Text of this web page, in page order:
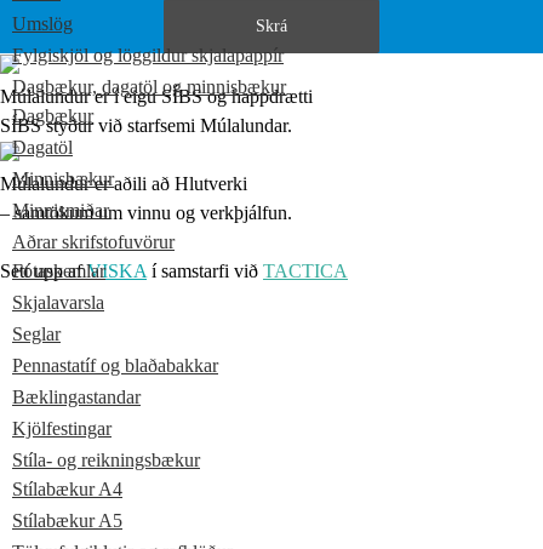
Umslög
Fylgiskjöl og löggildur skjalapappír
Dagbækur, dagatöl og minnisbækur
Dagbækur
Dagatöl
Minnisbækur
Minnismiðar
Aðrar skrifstofuvörur
Fótaskemlar
Skjalavarsla
Seglar
Pennastatíf og blaðabakkar
Bæklingastandar
Kjölfestingar
Stíla- og reikningsbækur
Stílabækur A4
Stílabækur A5
Múlalundur er í eigu SÍBS og happdrætti
SÍBS styður við starfsemi Múlalundar.
Múlalundur er aðili að Hlutverki
– samtökum um vinnu og verkþjálfun.
Sett upp afVISKA í samstarfi við TACTICA